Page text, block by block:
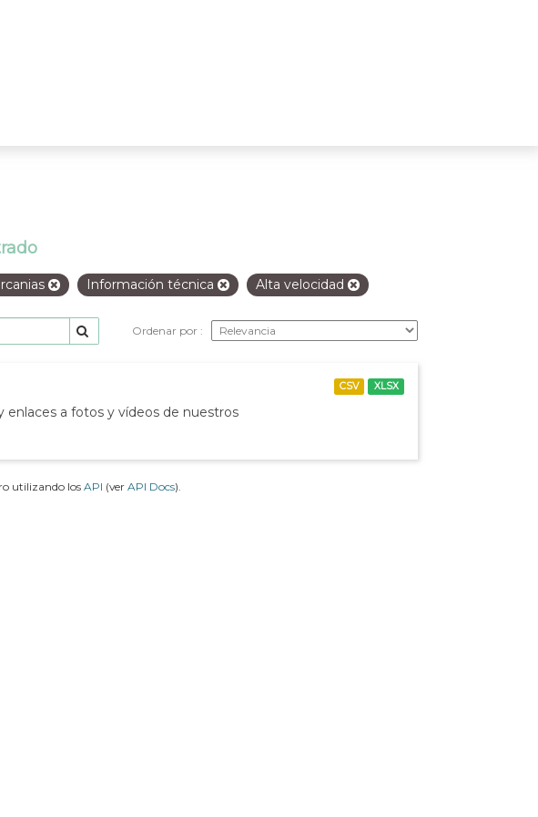
Información técnica Alta velocidad
Ordenar por
enlaces a fotos y vídeos de nuestros
CSV XLSX
utilizando los API (ver API Docs).